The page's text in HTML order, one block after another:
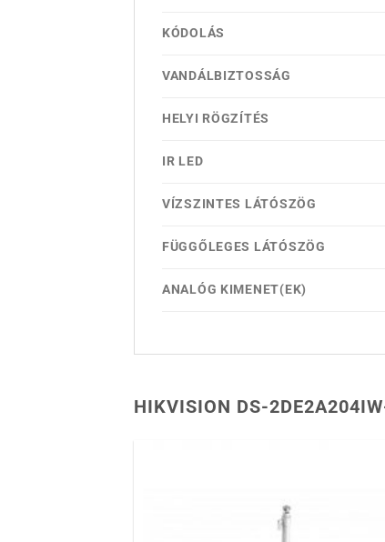
KÓDOLÁS
VANDÁLBIZTOSSÁG
HELYI RÖGZÍTÉS
IR LED
VÍZSZINTES LÁTÓSZÖG
FÜGGŐLEGES LÁTÓSZÖG
ANALÓG KIMENET(EK)
HIKVISION DS-